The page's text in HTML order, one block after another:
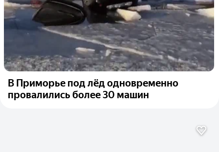
В Приморье под лёд одновременно
провалились более 30 машин